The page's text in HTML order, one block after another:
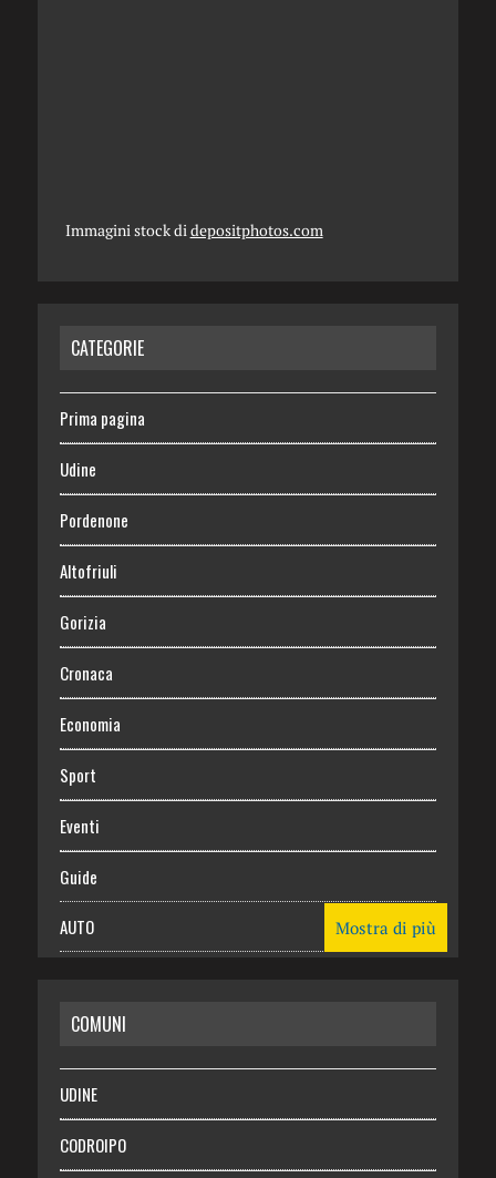
Immagini stock di depositphotos.com
CATEGORIE
Prima pagina
Udine
Pordenone
Altofriuli
Gorizia
Cronaca
Economia
Sport
Eventi
Guide
AUTO
RISPARMIO
SALUTE
Necrologie
Mostra di più
COMUNI
UDINE
CODROIPO